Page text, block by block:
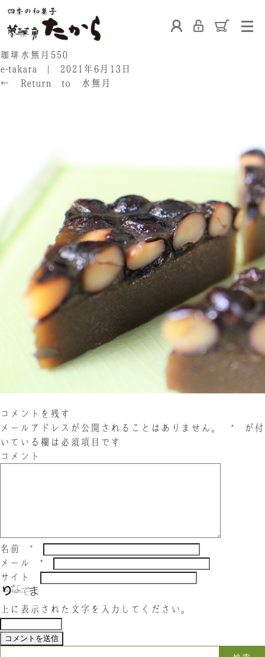
ホーム
たからの上生菓子
ブログ 会社概要 採用情報
お問い合わせ
Instagram Twitter
お問い合わせ
珈琲水無月550
e-takara
2021年6月13日
←
Return to 水無月
コメントを残す
メールアドレスが公開されることはありません。
* が付
いている欄は必須項目です
コメント
名前 *
メール *
サイト
上に表示された文字を入力してください。